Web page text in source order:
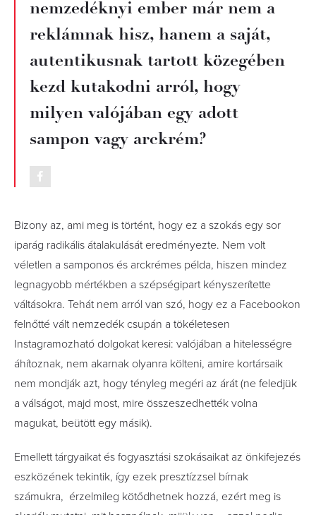
nemzedéknyi ember már nem a
reklámnak hisz, hanem a saját,
autentikusnak tartott közegében
kezd kutakodni arról, hogy
milyen valójában egy adott
sampon vagy arckrém?
Bizony az, ami meg is történt, hogy ez a szokás egy sor
iparág radikális átalakulását eredményezte. Nem volt
véletlen a samponos és arckrémes példa, hiszen mindez
legnagyobb mértékben a szépségipart kényszerítette
váltásokra. Tehát nem arról van szó, hogy ez a Facebookon
felnőtté vált nemzedék csupán a tökéletesen
Instagramozható dolgokat keresi: valójában a hitelességre
áhítoznak, nem akarnak olyanra költeni, amire kortársaik
nem mondják azt, hogy tényleg megéri az árát (ne feledjük
a válságot, majd most, mire összeszedhették volna
magukat, beütött egy másik).
Emellett tárgyaikat és fogyasztási szokásaikat az önkifejezés
eszközének tekintik, így ezek presztízzsel bírnak
számukra, érzelmileg kötődhetnek hozzá, ezért meg is